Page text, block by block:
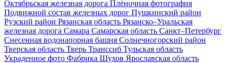
Октябрьская железная дорога Плёночная фотография
Подвижной состав железных дорог Пушкинский район
Рузский район Рязанская область Рязанско–Уральская
железная дорога Самара Самарская область Санкт–Петербург
Снесенная водонапорная башня Солнечногорский район
Тверская область Тверь Транссиб Тульская область
Украденное фото Фабрика Шухов Ярославская область